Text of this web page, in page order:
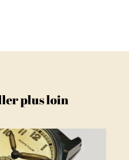
plus loin